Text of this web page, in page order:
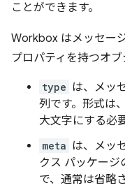
ことができます。
Workbox はメッセー
プロパティを持つオブ
type は、メッ
列です。形式は
大文字にする必
meta は、メッ
クス パッケー
で、通常は省略